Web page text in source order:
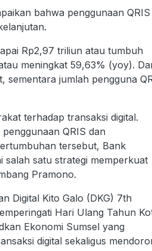
bahwa penggunaan QRIS
Rp2,97 triliun atau tumbuh
meningkat 59,63% (yoy).
sementara jumlah pengguna
terhadap transaksi digital.
QRIS dan
tersebut, Bank
salah satu strategi memperkuat
Pramono.
Digital Kito Galo (DKG) 7th
Hari Ulang Tahun
Ekonomi Sumsel yang
digital sekaligus